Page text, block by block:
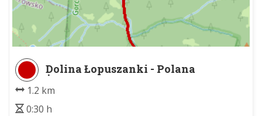
Dolina Łopuszanki - Polana
Żubrowisko
1.2 km
0:30 h